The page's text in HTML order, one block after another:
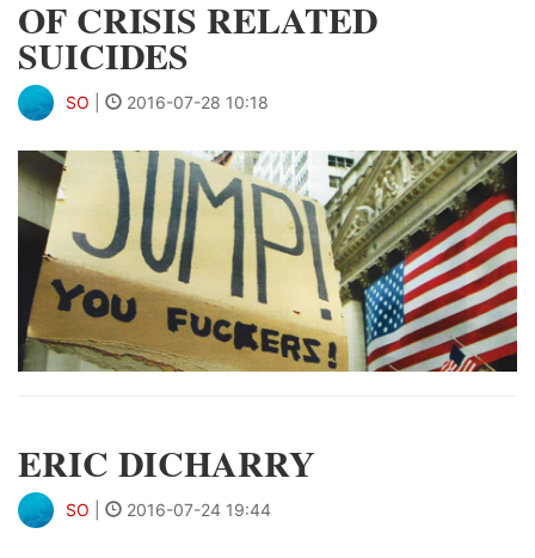
OF CRISIS RELATED
SUICIDES
SO 2016-07-28 10:18
ERIC DICHARRY
SO 2016-07-24 19:44